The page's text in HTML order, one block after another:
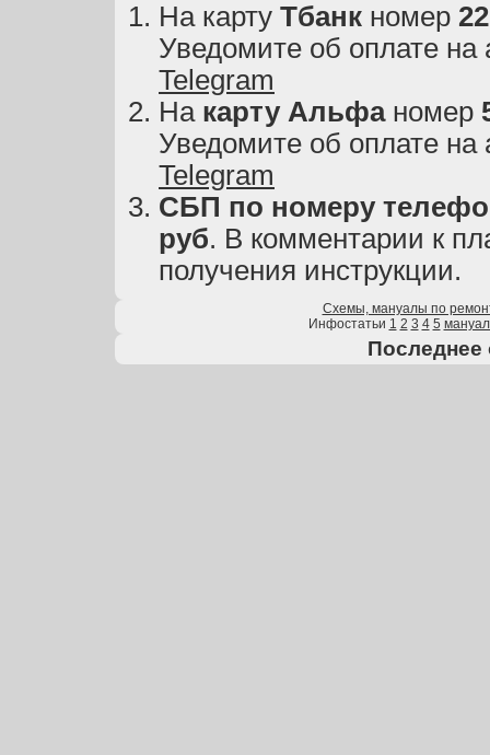
На карту Тбанк номер
Уведомите об оплате на
Telegram
На карту Альфаномер
Уведомите об оплате на
Telegram
СБП по номеру
руб. В комментарии к
получения инструкции.
Схемы, мануалы по
Инфостатьи 1 2 3 4 5